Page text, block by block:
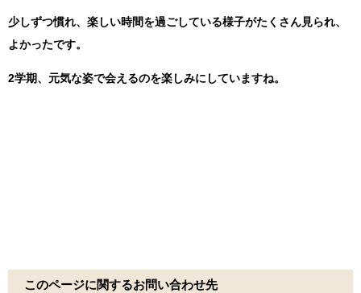
少しずつ慣れ、楽しい時間を過ごしている様子がたくさん見られ、
よかったです。
2学期、元気な姿で会えるのを楽しみにしていますね。
このページに関するお問い合わせ先